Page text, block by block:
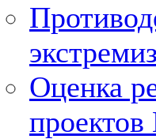
Оценка